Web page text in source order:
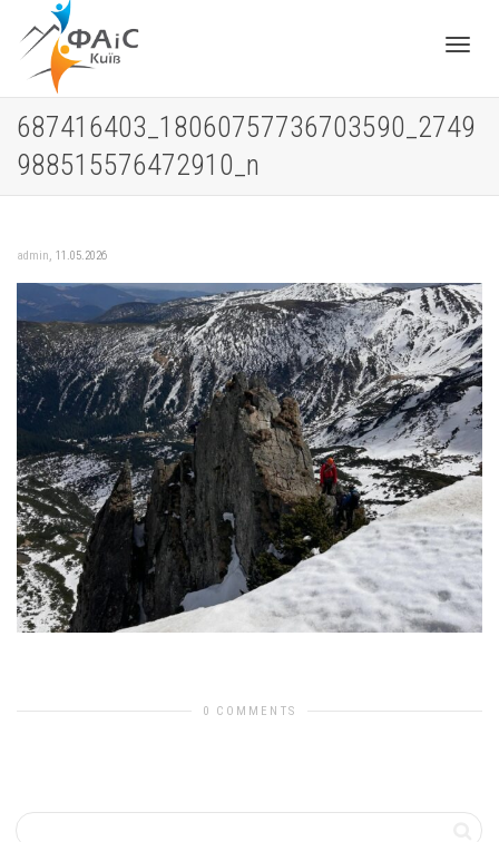
687416403_18060757736703590_2749
988515576472910_n
admin, 11.05.2026
0 COMMENTS